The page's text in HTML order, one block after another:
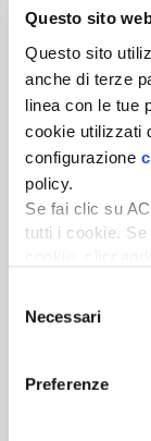
Questo sito
Questo sito
anche di terze
linea con le tue
cookie utilizzati
configurazione
policy.
Se fai clic su
tutti i cookie. Se
desideri
delNecessari
Preferenze
Scopri un